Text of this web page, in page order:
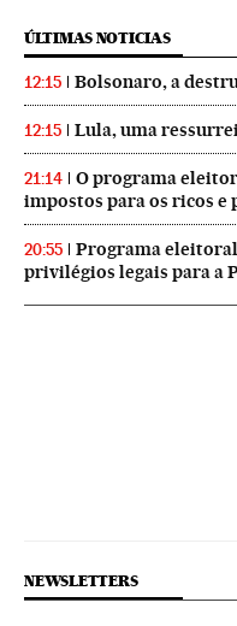
ÚLTIMAS NOTICIAS
12:15 Bolsonaro, a
12:15 Lula, uma
21:14
O programa
impostos para os ricos e
20:55
Programa
privilégios legais para a
NEWSLETTERS